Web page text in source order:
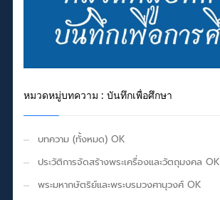
หมวดหมู่บทความ : บันทึกเพื่อศึกษา
บทความ (ทั้งหมด) OK
ประวัติการจัดสร้างพระเครื่องและวัตถุมงคล OK
พระมหากษัตริย์และพระบรมวงศานุวงศ์ OK